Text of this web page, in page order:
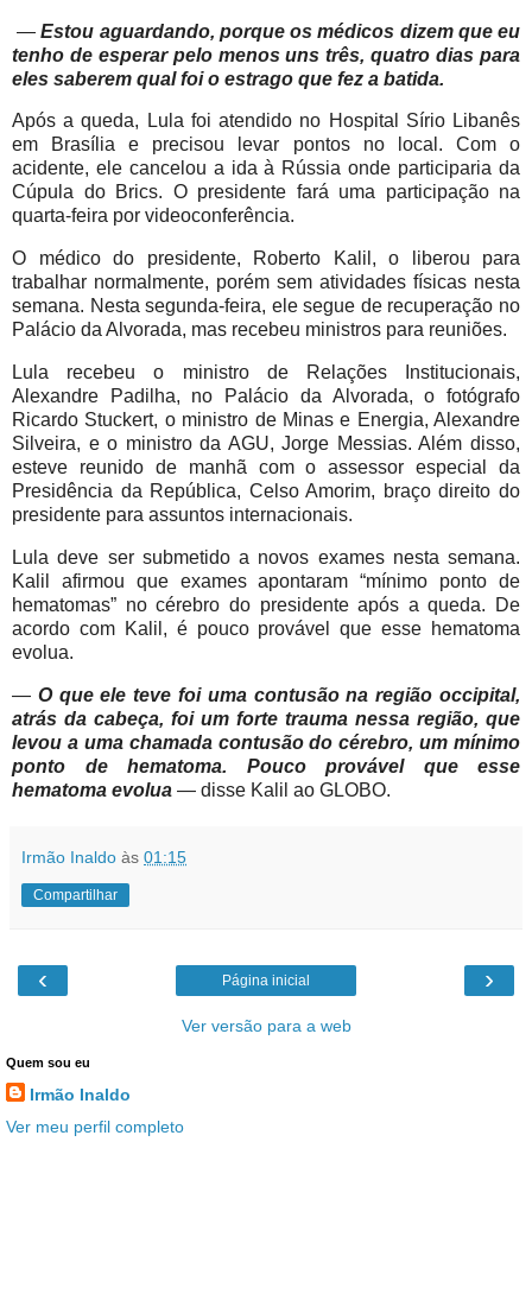
— Estou aguardando, porque os médicos dizem que eu
tenho de esperar pelo menos uns três, quatro dias para
eles saberem qual foi o estrago que fez a batida.
Após a queda, Lula foi atendido no Hospital Sírio Libanês
em Brasília e precisou levar pontos no local. Com o
acidente, ele cancelou a ida à Rússia onde participaria da
Cúpula do Brics. O presidente fará uma participação na
quarta-feira por videoconferência.
O médico do presidente, Roberto Kalil, o liberou para
trabalhar normalmente, porém sem atividades físicas nesta
semana. Nesta segunda-feira, ele segue de recuperação no
Palácio da Alvorada, mas recebeu ministros para reuniões.
Lula recebeu o ministro de Relações Institucionais,
Alexandre Padilha, no Palácio da Alvorada, o fotógrafo
Ricardo Stuckert, o ministro de Minas e Energia, Alexandre
Silveira, e o ministro da AGU, Jorge Messias. Além disso,
esteve reunido de manhã com o assessor especial da
Presidência da República, Celso Amorim, braço direito do
presidente para assuntos internacionais.
Lula deve ser submetido a novos exames nesta semana.
Kalil afirmou que exames apontaram “mínimo ponto de
hematomas” no cérebro do presidente após a queda. De
acordo com Kalil, é pouco provável que esse hematoma
evolua.
— O que ele teve foi uma contusão na região occipital,
atrás da cabeça, foi um forte trauma nessa região, que
levou a uma chamada contusão do cérebro, um mínimo
ponto de hematoma. Pouco provável que esse
hematoma evolua — disse Kalil ao GLOBO.
Irmão Inaldo às 01:15
Compartilhar
‹ ›
Página inicial
Ver versão para a web
Quem sou eu
Irmão Inaldo
Ver meu perfil completo